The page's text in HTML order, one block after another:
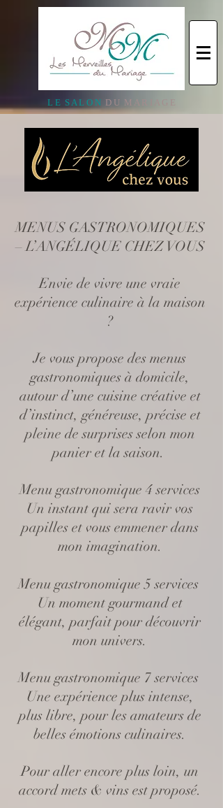
L E S A L O N D U M A R I A G E
MENUS GASTRONOMIQUES
– L’ANGÉLIQUE CHEZ VOUS
Envie de vivre une vraie
expérience culinaire à la maison
?
Je vous propose des menus
gastronomiques à domicile,
autour d’une cuisine créative et
d’instinct, généreuse, précise et
pleine de surprises selon mon
panier et la saison.
Menu gastronomique 4 services
Un instant qui sera ravir vos
papilles et vous emmener dans
mon imagination.
Menu gastronomique 5 services
Un moment gourmand et
élégant, parfait pour découvrir
mon univers.
Menu gastronomique 7 services
Une expérience plus intense,
plus libre, pour les amateurs de
belles émotions culinaires.
Pour aller encore plus loin, un
accord mets & vins est proposé.